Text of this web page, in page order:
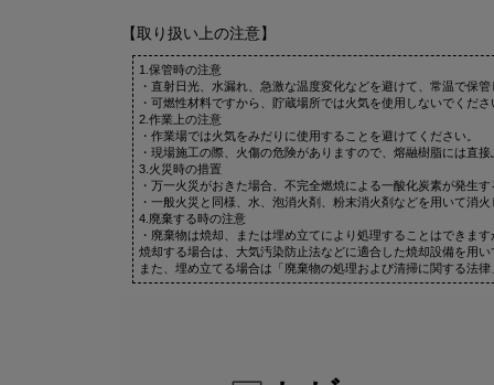
【取り扱い上の注意】
1.保管時の注意
・直射日光、水漏れ、急激な温度変化などを避けて、常温で保
・可燃性材料ですから、貯蔵場所では火気を使用しないでくださ
2.作業上の注意
・作業場では火気をみだりに使用することを避けてください。
・現場施工の際、火傷の危険がありますので、熔融樹脂には直
3.火災時の措置
・万一火災がおきた場合、不完全燃焼による一酸化炭素が発生
・一般火災と同様、水、泡消火剤、粉末消火剤などを用いて消
4.廃棄する時の注意
・廃棄物は焼却、または埋め立てにより処理することはできま
焼却する場合は、大気汚染防止法などに適合した焼却設備を用
また、埋め立てる場合は「廃棄物の処理および清掃に関する法